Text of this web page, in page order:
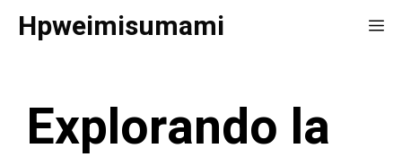
SaltarHpweimisumami
Explorando la